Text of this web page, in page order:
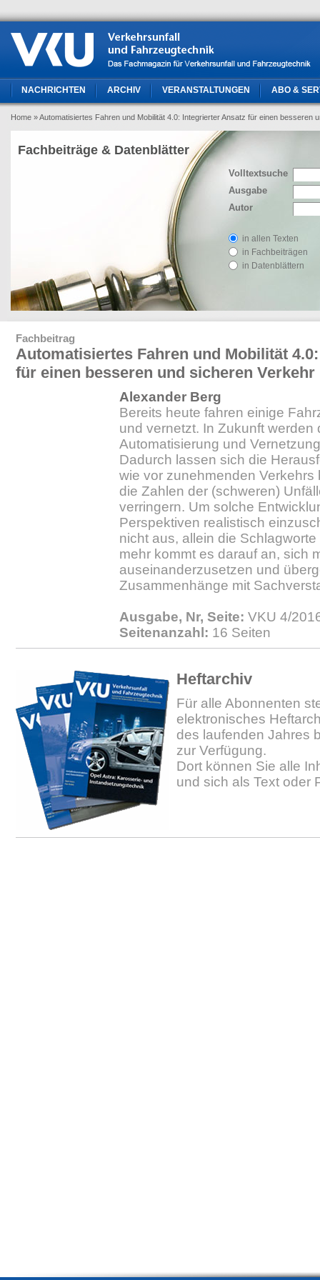
NACHRICHTEN ARCHIV VERANSTALTUNGEN ABO &
Home » Automatisiertes Fahren und Mobilität 4.0: Integrierter Ansatz für einen besseren
Volltextsuche
Ausgabe
Autor
in allen Texten
in Fachbeiträgen
in Datenblättern
Fachbeiträge & Datenblätter
Fachbeitrag
Automatisiertes Fahren und Mobilität
für einen besseren und sicheren Verkehr
Alexander Berg
Bereits heute fahren einige
und vernetzt. In Zukunft werden
Automatisierung und
Dadurch lassen sich die
wie vor zunehmenden
die Zahlen der (schweren)
verringern. Um solche
Perspektiven realistisch
nicht aus, allein die
mehr kommt es darauf an, sich
auseinanderzusetzen und
Zusammenhänge mit
Ausgabe, Nr, Seite: VKU 4/
Seitenanzahl: 16 Seiten
Heftarchiv
Für alle Abonnenten
elektronisches
des laufenden Jahres
zur Verfügung.
Dort können Sie alle
und sich als Text oder